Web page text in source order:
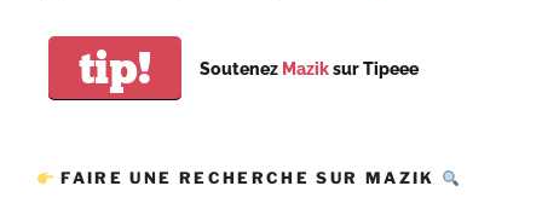
tip! Soutenez Maziksur Tipeee
FAIRE UNE RECHERCHE SUR MAZIK